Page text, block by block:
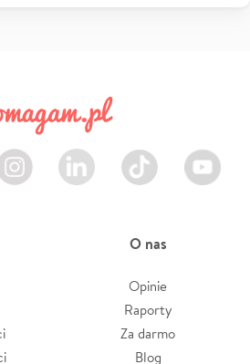
LinkedIn TikTok Youtube
O nas
Opinie
Raporty
Za darmo
Blog